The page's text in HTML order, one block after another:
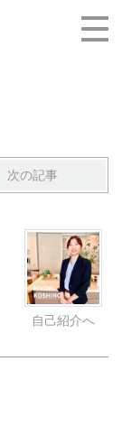
次の記事
自己紹介へ